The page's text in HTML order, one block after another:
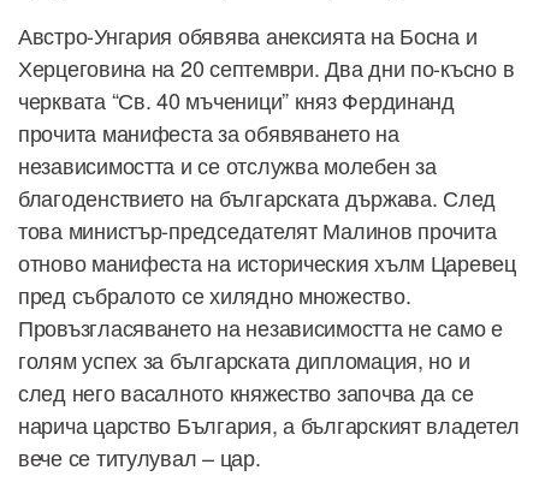
Австро-Унгария обявява анексията на Босна и
Херцеговина на 20 септември. Два дни по-късно в
черквата “Св. 40 мъченици” княз Фердинанд
прочита манифеста за обявяването на
независимостта и се отслужва молебен за
благоденствието на българската държава. След
това министър-председателят Малинов прочита
отново манифеста на историческия хълм Царевец
пред събралото се хилядно множество.
Провъзгласяването на независимостта не само е
голям успех за българската дипломация, но и
след него васалното княжество започва да се
нарича царство България, а българският владетел
вече се титулувал – цар.